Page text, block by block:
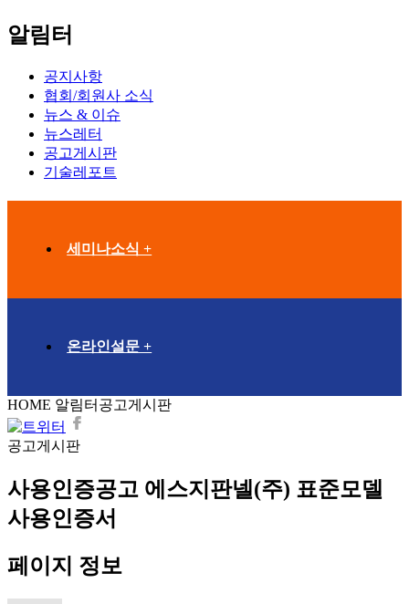
알림터
공지사항
협회/회원사 소식
뉴스 & 이슈
뉴스레터
공고게시판
기술레포트
세미나소식 +
온라인설문 +
HOME 알림터 공고게시판
공고게시판
사용인증공고 에스지판넬(주) 표준모델
사용인증서
페이지 정보